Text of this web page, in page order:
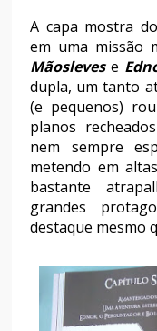
A capa mostra
em uma missão
Mãoslevese
dupla, um tanto
(e pequenos)
planos
nem sempre
metendo em
bastante
grandes
destaque mesmo